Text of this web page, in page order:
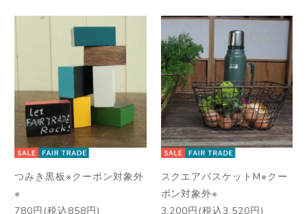
つみき黒板※クーポン対象外
※
780円(税込858円)
スクエアバスケットM※クー
ポン対象外※
3,200円(税込3,520円)